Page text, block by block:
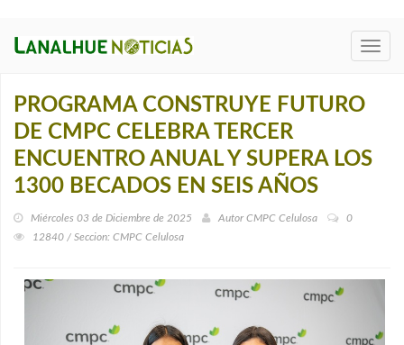
PROGRAMA CONSTRUYE FUTURO
DE CMPC CELEBRA TERCER
ENCUENTRO ANUAL Y SUPERA LOS
1300 BECADOS EN SEIS AÑOS
Miércoles 03 de Diciembre de 2025 Autor CMPC Celulosa
0
12840 / Seccion: CMPC Celulosa